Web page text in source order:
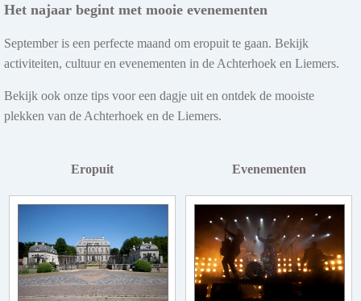
Het najaar begint met mooie evenementen
September is een perfecte maand om eropuit te gaan. Bekijk
activiteiten, cultuur en evenementen in de Achterhoek en Liemers.
Bekijk ook onze tips voor een dagje uit en ontdek de mooiste
plekken van de Achterhoek en de Liemers.
Eropuit Evenementen